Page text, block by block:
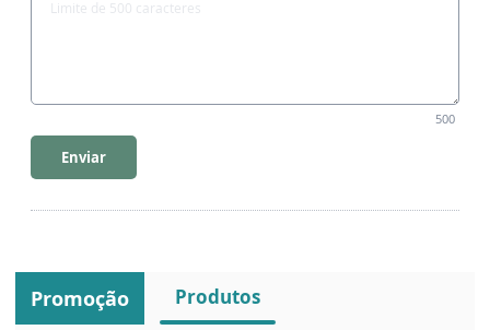
500
Enviar
Promoção Produtos